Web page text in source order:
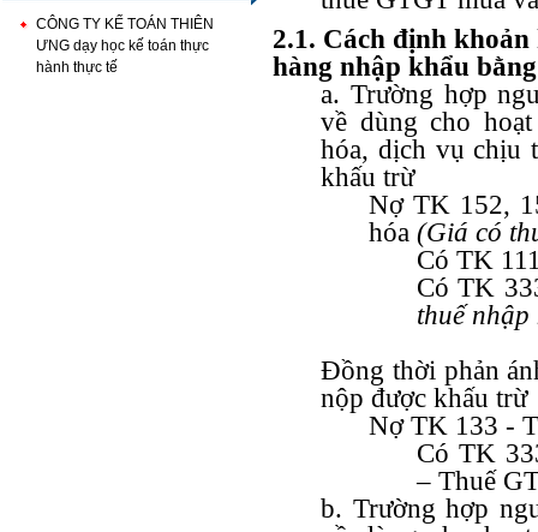
CÔNG TY KẾ TOÁN THIÊN
ƯNG dạy học kế toán thực
hành thực tế
2.1. Cách định
hàng nhập khẩu
a. Trường hợp
về dùng cho
hóa, dịch vụ chịu
khấu trừ
Nợ TK 152,
hóa (Giá có
Có TK
Có TK
thuế nhập
Đồng thời phản
nộp được khấu trừ
Nợ TK 133 -
Có TK
– Thuế
b. Trường hợp